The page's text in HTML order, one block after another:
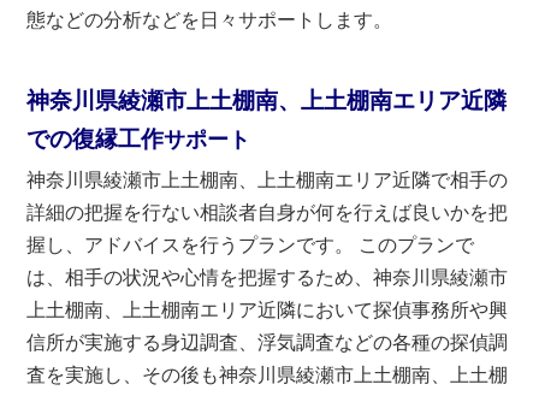
態などの分析などを日々サポートします。
神奈川県綾瀬市上土棚南、上土棚南エリア近隣
での復縁工作サポート
神奈川県綾瀬市上土棚南、上土棚南エリア近隣で相手の
詳細の把握を行ない相談者自身が何を行えば良いかを把
握し、アドバイスを行うプランです。 このプランで
は、相手の状況や心情を把握するため、神奈川県綾瀬市
上土棚南、上土棚南エリア近隣において探偵事務所や興
信所が実施する身辺調査、浮気調査などの各種の探偵調
査を実施し、その後も神奈川県綾瀬市上土棚南、上土棚